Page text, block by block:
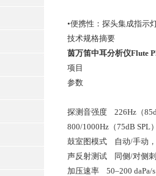
•便携性：探头集成指示
技术规格摘要
茵万笛中耳分析仪Flute
项目
参数
探测音强度 226Hz（
800/1000Hz（75dB
鼓室图模式 自动/手动
声反射测试 同侧/对侧
加压速率 50–200